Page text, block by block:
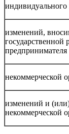
изменений,
государственной
предпринимателя
некоммерческой
изменений и
некоммерческой